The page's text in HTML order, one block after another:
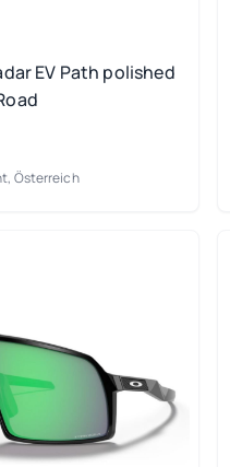
EV Path polished
Österreich